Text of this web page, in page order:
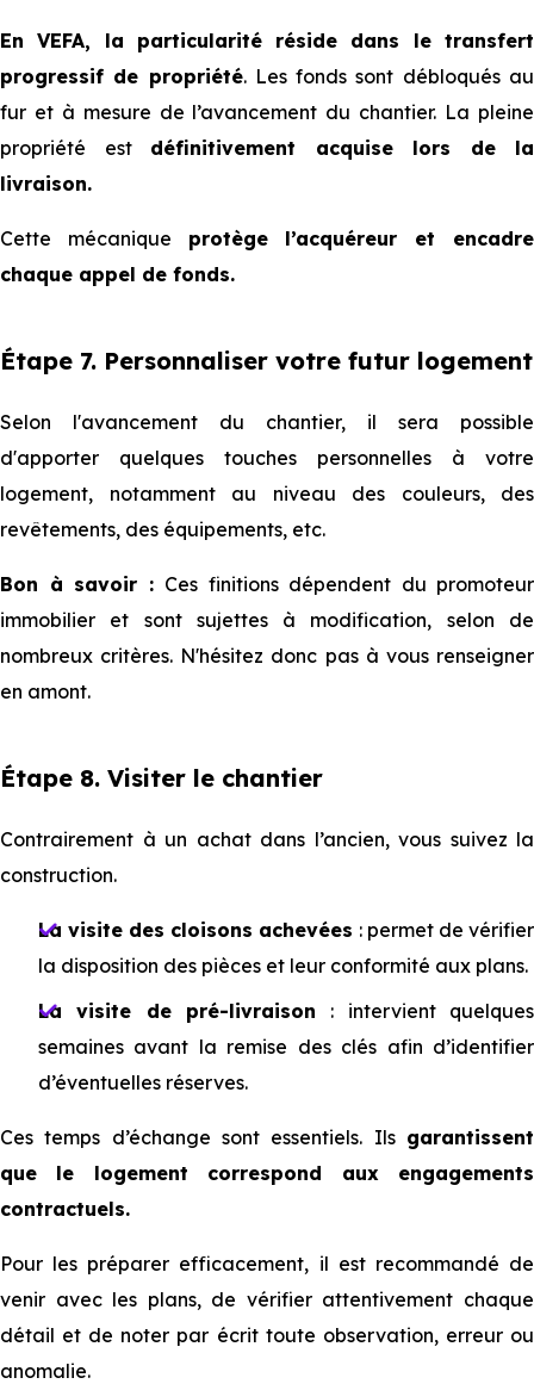
En VEFA, la particularité réside dans le transfert
progressif de propriété. Les fonds sont débloqués au
fur et à mesure de l’avancement du chantier. La pleine
propriété est définitivement acquise lors de la
livraison.
Cette mécanique protège l’acquéreur et encadre
chaque appel de fonds.
Étape 7. Personnaliser votre futur logement
Selon l'avancement du chantier, il sera possible
d'apporter quelques touches personnelles à votre
logement, notamment au niveau des couleurs, des
revêtements, des équipements, etc.
Bon à savoir : Ces finitions dépendent du promoteur
immobilier et sont sujettes à modification, selon de
nombreux critères. N'hésitez donc pas à vous renseigner
en amont.
Étape 8. Visiter le chantier
Contrairement à un achat dans l’ancien, vous suivez la
construction.
La visite des cloisons achevées : permet de vérifier
la disposition des pièces et leur conformité aux plans.
La visite de pré-livraison : intervient quelques
semaines avant la remise des clés afin d’identifier
d’éventuelles réserves.
Ces temps d’échange sont essentiels. Ils garantissent
que le logement correspond aux engagements
contractuels.
Pour les préparer efficacement, il est recommandé de
venir avec les plans, de vérifier attentivement chaque
détail et de noter par écrit toute observation, erreur ou
anomalie.